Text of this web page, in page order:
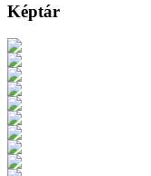
Képtár